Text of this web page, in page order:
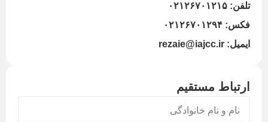
تلفن: ۰۲۱۲۶۷۰۱۲۱۵
فکس: ۰۲۱۲۶۷۰۱۲۹۴
ایمیل: rezaie@iajcc.ir
ارتباط مستقیم